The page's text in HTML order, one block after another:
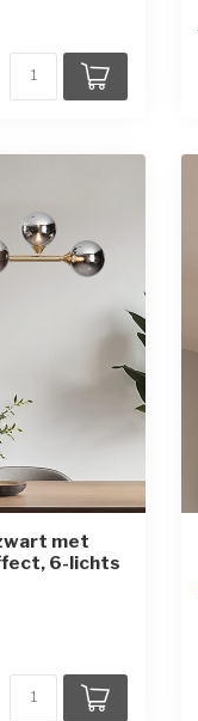
met
6-lichts